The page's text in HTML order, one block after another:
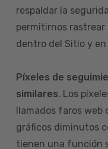
respaldar la
permitirnos
dentro del Sitio y
Píxeles de
similares. Los
llamados faros web
gráficos diminutos
tienen una función